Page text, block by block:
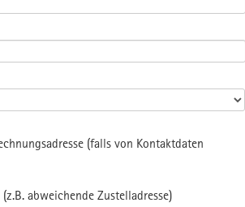
(falls von Kontaktdaten
abweichende Zustelladresse)